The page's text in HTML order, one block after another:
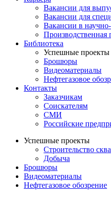
Вакансии для
Вакансии для
Вакансии в
Производственная
Библиотека
Успешные проекты
Брошюры
Видеоматериалы
Нефтегазовое
Контакты
Заказчикам
Соискателям
СМИ
Российские
Успешные проекты
Строительство
Добыча
Брошюры
Видеоматериалы
Нефтегазовое обозрение